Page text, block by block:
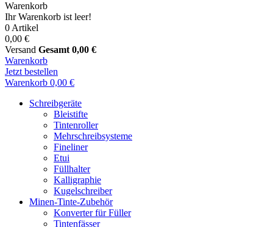
Warenkorb
Ihr Warenkorb ist leer!
0 Artikel
0,00 €
Versand Gesamt 0,00 €
Warenkorb
Jetzt bestellen
Warenkorb 0,00 €
Schreibgeräte
Bleistifte
Tintenroller
Mehrschreibsysteme
Fineliner
Etui
Füllhalter
Kalligraphie
Kugelschreiber
Minen-Tinte-Zubehör
Konverter für Füller
Tintenfässer